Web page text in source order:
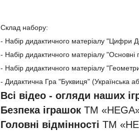
Склад набору:
- Набір дидактичного матеріалу "Цифри
- Набір дидактичного матеріалу "Основні
- Набір дидактичного матеріалу
- Дидактична Гра "Буквиця" (Українська
Всі відео - огляди наших
Безпека іграшок ТМ
Головні відмінності ТМ